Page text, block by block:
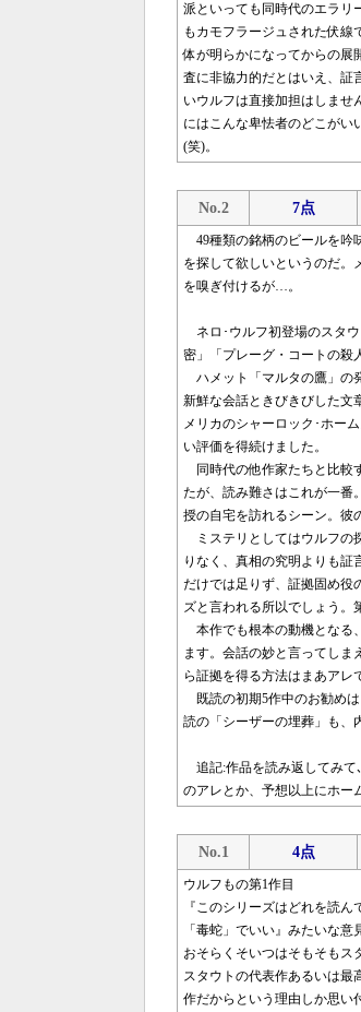
派といっても同時代のエラリ
もカモフラージュされた伏線
体が明らかになってからの展
査に非協力的だとはいえ、証
いウルフは直接加担はしませ
にはこんな卑怯者のどこがい
(笑)。
No.2 7点
49種類の銘柄のビールを吟
を探して欲しいというのだ。
を嗅ぎ付けるが…。
ネロ･ウルフ初登場のスタ
密」「プレーグ・コートの殺
ハメット「マルタの鷹」の
新鮮な会話ときびきびした文
メリカのシャーロック･ホー
い評価を得続けました。
同時代の他作家たちと比較
たが、読み難さはこれが一番
授の自宅を訪れるシーン。彼
ミステリとしてはウルフの
りなく、真相の究明よりも証
だけでは足りず、証拠固め役
ズと言われる所以でしょう。
本作でも根本の動機となる
ます。会話の妙と言ってし
ら証拠を得る方法はまあアレ
既読の初期5作中のお勧め
読の「シーザーの埋葬」も、
追記:作品を読み返してみて
のアレとか、予想以上にホー
No.1 4点
ウルフもの第1作目
『このシリーズはどれを読
「毒蛇」でいい』みたいな
おそらくそいつはそもそもス
スタウトの代表作あるいは最
作だからという理由しか思い